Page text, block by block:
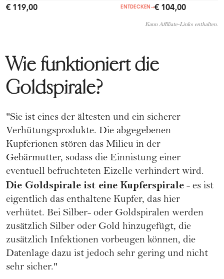
€ 119,00 ENTDECKEN →€ 104,00
Kann Affiliate-Links enthalten.
Wie funktioniert die
Goldspirale?
"Sie ist eines der ältesten und ein sicherer
Verhütungsprodukte. Die abgegebenen
Kupferionen stören das Milieu in der
Gebärmutter, sodass die Einnistung einer
eventuell befruchteten Eizelle verhindert wird.
Die Goldspirale ist eine Kupferspirale - es ist
eigentlich das enthaltene Kupfer, das hier
verhütet. Bei Silber- oder Goldspiralen werden
zusätzlich Silber oder Gold hinzugefügt, die
zusätzlich Infektionen vorbeugen können, die
Datenlage dazu ist jedoch sehr gering und nicht
sehr sicher."